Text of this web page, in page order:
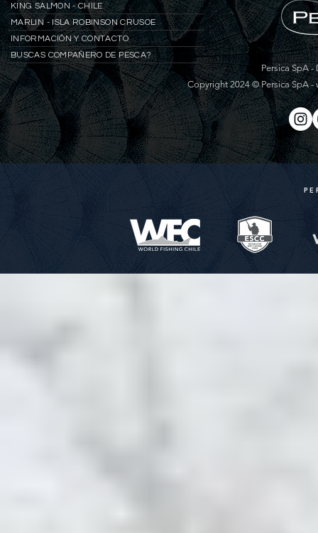
KING SALMON - CHILE
MARLIN - ISLA ROBINSON CRUSOE
INFORMACIÓN Y CONTACTO
BUSCAS COMPAÑERO DE PESCA?
Persica SpA
Copyright 2024 © Persica SpA -